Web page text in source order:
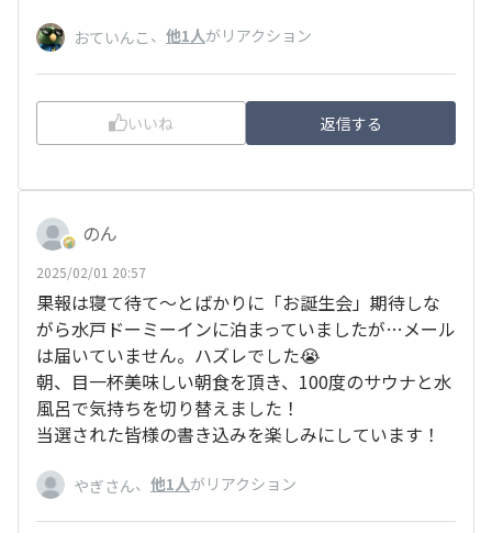
おていんこ 、 他1人がリアクション
いいね 返信する
のん
2025/02/01 20:57
果報は寝て待て〜とばかりに「お誕生会」期待しな
がら水戸ドーミーインに泊まっていましたが…メール
は届いていません。ハズレでした😭
朝、目一杯美味しい朝食を頂き、100度のサウナと水
風呂で気持ちを切り替えました！
当選された皆様の書き込みを楽しみにしています！
やぎさん、 他1人がリアクション